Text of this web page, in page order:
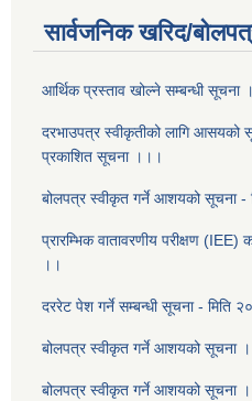
सार्वजनिक खरिद/
आर्थिक प्रस्ताव खोल्ने सम्बन्धी सूचना
दरभाउपत्र स्वीकृतीको लागि
प्रकाशित सूचना ।।।
बोलपत्र स्वीकृत गर्ने आशयको सूचना
प्रारम्भिक वातावरणीय परीक्षण (IEE)
।।
दररेट पेश गर्ने सम्बन्धी सूचना -
बोलपत्र स्वीकृत गर्ने आशयको सूचना
बोलपत्र स्वीकृत गर्ने आशयको सूचना